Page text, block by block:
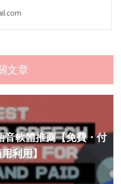
文章
音軟體推薦【免費・付
利用】